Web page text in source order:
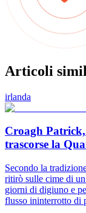
Articoli
irlanda
Croagh
trascorse la
Secondo la
ritirò sulle cime di
giorni di digiuno e
flusso ininterrotto di